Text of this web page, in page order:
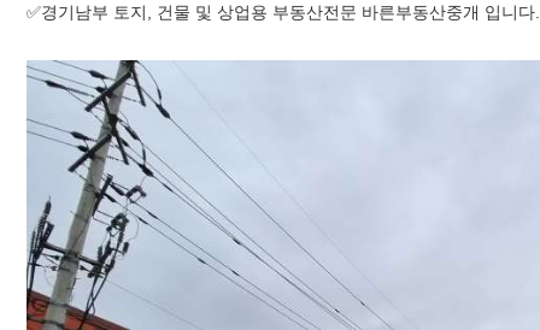
✅경기남부 토지, 건물 및 상업용 부동산전문 바른부동산중개 입니다.